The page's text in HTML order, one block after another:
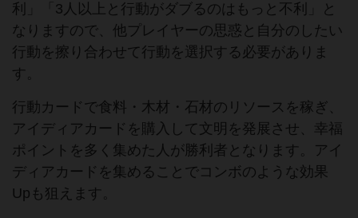
利」「3人以上と行動がダブるのはもっと不利」と
なりますので、他プレイヤーの思惑と自分のしたい
行動を擦り合わせて行動を選択する必要がありま
す。
行動カードで食料・木材・石材のリソースを稼ぎ、
アイディアカードを購入して文明を発展させ、幸福
ポイントを多く集めた人が勝利者となります。アイ
ディアカードを集めることでコンボのような効果
Upも狙えます。